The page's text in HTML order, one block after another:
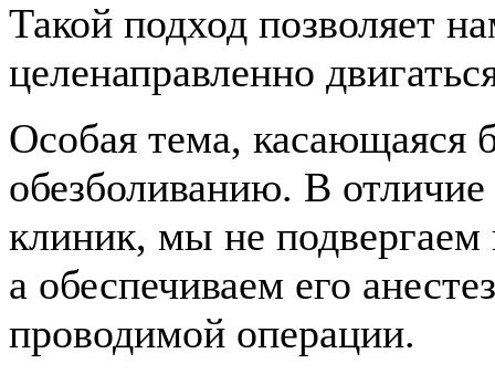
Такой подход позволяет
целенаправленно
Особая тема, касающаяся
обезболиванию. В
клиник, мы не подвергаем
а обеспечиваем его
проводимой операции.